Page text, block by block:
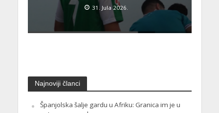
31. Jula 2026.
Najnoviji članci
Španjolska šalje gardu u Afriku: Granica im je u